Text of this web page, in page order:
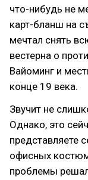
что-нибудь не
карт-бланш на
мечтал снять
вестерна о
Вайоминг и
конце 19 века.
Звучит не
Однако, это
представляете
офисных
проблемы